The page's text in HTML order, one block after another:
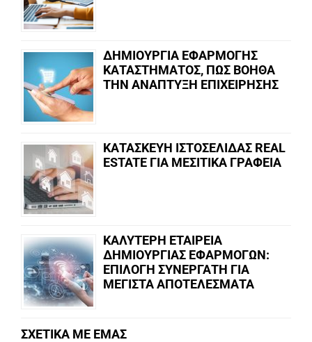
ΔΗΜΙΟΥΡΓΙΑ ΕΦΑΡΜΟΓΗΣ
ΚΑΤΑΣΤΗΜΑΤΟΣ, ΠΩΣ ΒΟΗΘΑ
ΤΗΝ ΑΝΑΠΤΥΞΗ ΕΠΙΧΕΙΡΗΣΗΣ
ΚΑΤΑΣΚΕΥΗ ΙΣΤΟΣΕΛΙΔΑΣ REAL
ESTATE ΓΙΑ ΜΕΣΙΤΙΚΑ ΓΡΑΦΕΙΑ
ΚΑΛΥΤΕΡΗ ΕΤΑΙΡΕΙΑ
ΔΗΜΙΟΥΡΓΙΑΣ ΕΦΑΡΜΟΓΩΝ:
ΕΠΙΛΟΓΗ ΣΥΝΕΡΓΑΤΗ ΓΙΑ
ΜΕΓΙΣΤΑ ΑΠΟΤΕΛΕΣΜΑΤΑ
ΣΧΕΤΙΚΑ ΜΕ ΕΜΑΣ